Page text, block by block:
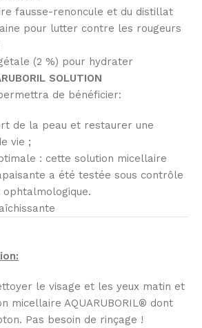
fausse-renoncule et du distillat
pour lutter contre les rougeurs
(2 %) pour hydrater
SOLUTION
de bénéficier:
de la peau et restaurer une
vie ;
: cette solution micellaire
a été testée sous contrôle
le visage et les yeux matin et
micellaire AQUARUBORIL® dont
Pas besoin de rinçage !